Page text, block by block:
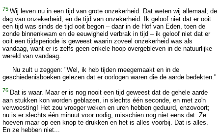
75 Wij leven nu in een tijd van grote onzekerheid. Dat weten wij allemaal; de
dag van onzekerheid, en de tijd van onzekerheid. Ik geloof niet dat er ooit
een tijd was sinds de tijd ooit begon – daar in de Hof van Eden, toen de
zonde binnenkwam en de eeuwigheid verbrak in tijd – ik geloof niet dat er
ooit een tijdsperiode is geweest waarin zoveel onzekerheid was als
vandaag, want er is zelfs geen enkele hoop overgebleven in de natuurlijke
wereld van vandaag.
Nu zult u zeggen: "Wel, ik heb tijden meegemaakt en in de
geschiedenisboeken gelezen dat er oorlogen waren die de aarde bedekten."
76 Dat is waar. Maar er is nog nooit een tijd geweest dat de gehele aarde
aan stukken kon worden geblazen, in slechts één seconde, en met zo'n
verwoesting! Het zou vroeger weken en uren hebben geduurd, enzovoort;
nu is er slechts één minuut voor nodig, misschien nog niet eens dat. Ze
hoeven maar op een knop te drukken en het is alles voorbij. Dat is alles.
En ze hebben niet...